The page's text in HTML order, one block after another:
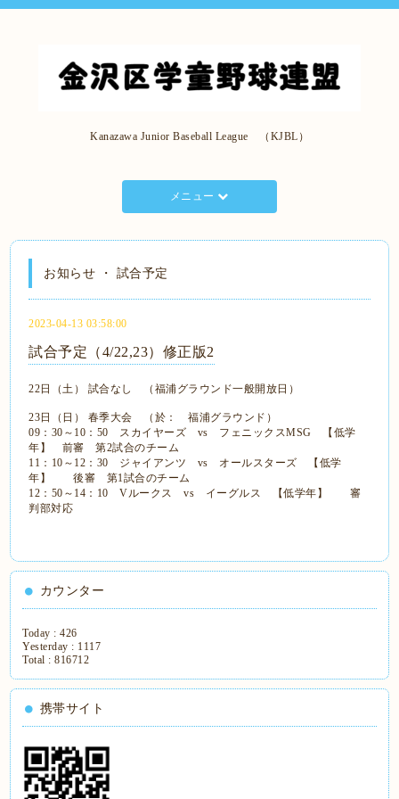
Kanazawa Junior Baseball League （KJBL）
メニュー
お知らせ ・ 試合予定
2023-04-13 03:58:00
試合予定（4/22,23）修正版2
22日（土） 試合なし （福浦グラウンド一般開放日）
23日（日）
春季大会 （於： 福浦グラウンド）
09：30～10：50 スカイヤーズ vs フェニックスMSG 【低学
年】 前審 第2試合のチーム
11：10～12：30 ジャイアンツ vs オールスターズ 【低学
年】 後審 第1試合のチーム
12：50～14：10 Vルークス vs イーグルス 【低学年】 審
判部対応
カウンター
Today :426
Yesterday : 1117
Total :816712
携帯サイト